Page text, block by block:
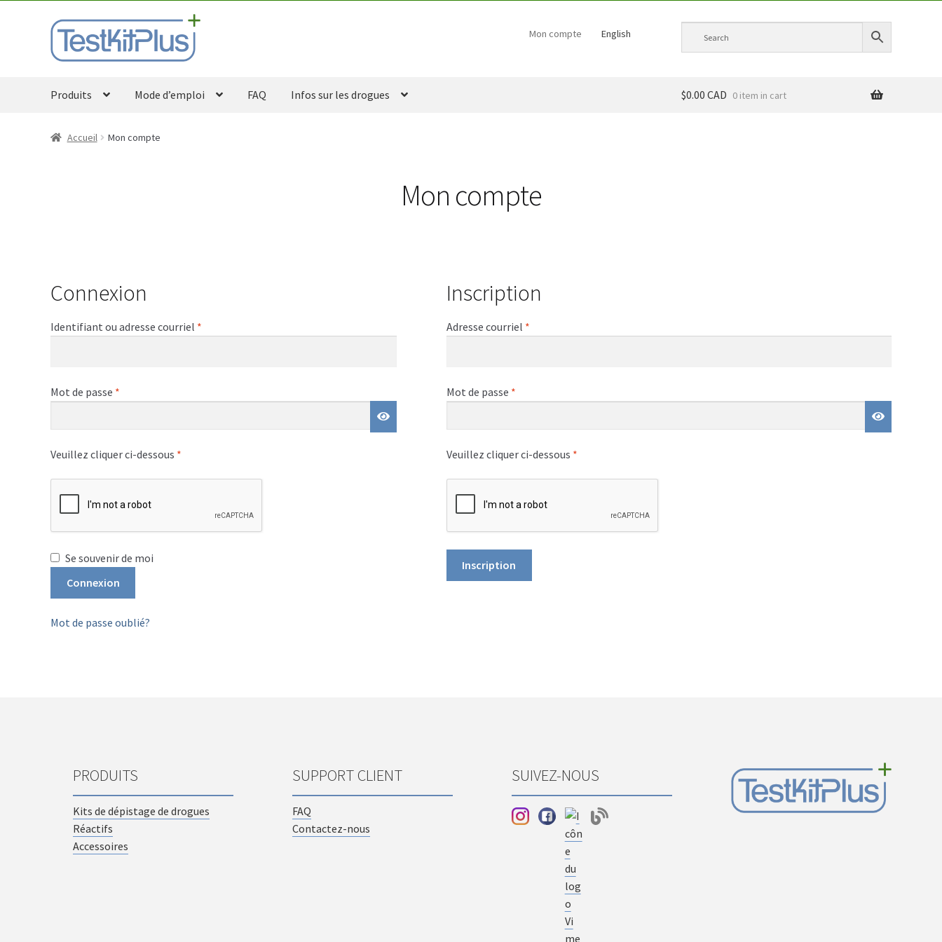
Aller
la
Aller
contenu
Mon compte English
Produits Mode d’emploi FAQ Infos sur les drogues $0.00 CAD 0 item
Accueil Mon compte
Mon compte
Connexion
Identifiant ou adresse courriel *
Mot de passe *
Veuillez cliquer ci-dessous *
Se souvenir de moi
Connexion
Mot de passe oublié?
Inscription
Adresse courriel *Obligatoire
Mot de passe *Obligatoire
Veuillez cliquer ci-dessous *
Inscription
PRODUITS
Kits de dépistage de drogues
Réactifs
Accessoires
SUPPORT CLIENT
FAQ
Contactez-nous
SUIVEZ-NOUS